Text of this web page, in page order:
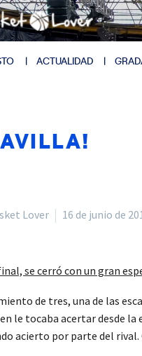
ACTUALIDAD
Lover 16 de junio de
se cerró con un gran
de tres, una de las
le tocaba acertar desde la
acierto por parte del